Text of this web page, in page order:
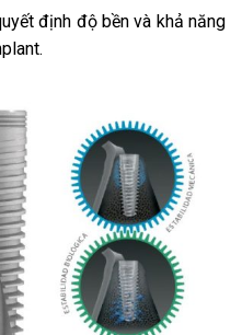
định độ bền và khả năng